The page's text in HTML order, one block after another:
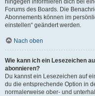
hingegen informieren dich bei
Forums des Boards. Die
Abonnements können im
einstellen“ geändert werden.
Nach oben
Wie kann ich ein Lesezeichen
abonnieren?
Du kannst ein Lesezeichen auf
du die entsprechende Option in
normalerweise ober- und